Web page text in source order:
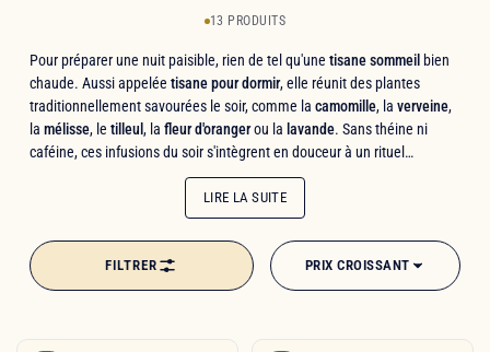
13 PRODUITS
Pour préparer une nuit paisible, rien de tel qu'une tisane sommeil bien
chaude. Aussi appelée tisane pour dormir, elle réunit des plantes
traditionnellement savourées le soir, comme la camomille, la verveine,
la mélisse, le tilleul , la fleur d'orangerou la lavande. Sans théine ni
caféine, ces infusions du soir s'intègrent en douceur à un rituel
apaisant, après une longue journée. Découvrez notre sélection de
et de tisanes relaxantes, à savourer au calme.
LIRE LA SUITE
FILTRER PRIX CROISSANT